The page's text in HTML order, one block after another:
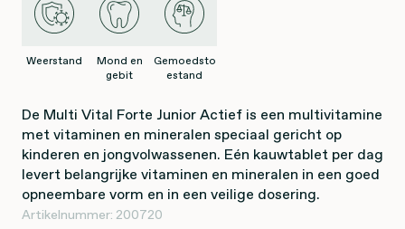
Weerstand
Mond en
gebit
Gemoedsto
estand
De Multi Vital Forte Junior Actief is een multivitamine
met vitaminen en mineralen speciaal gericht op
kinderen en jongvolwassenen. Eén kauwtablet per dag
levert belangrijke vitaminen en mineralen in een goed
opneembare vorm en in een veilige dosering.
Artikelnummer: 200720